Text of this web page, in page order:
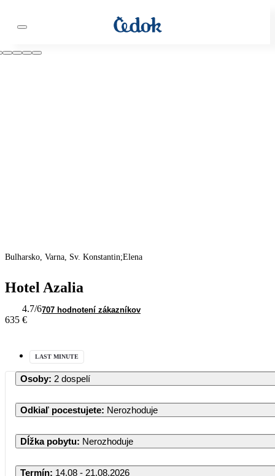
Bulharsko, Varna, Sv. Konstantin;Elena
Hotel Azalia
4.7/6707 hodnotení zákazníkov
635 €
LAST MINUTE
Osoby: 2 dospelí
Odkiaľ pocestujete: Nerozhoduje
Dĺžka pobytu: Nerozhoduje
Termín: 14.08 - 21.08.2026